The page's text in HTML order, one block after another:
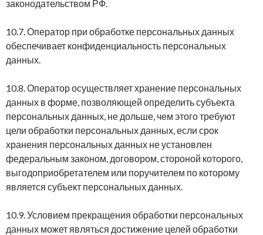
законодательством РФ.
10.7. Оператор при обработке персональных данных
обеспечивает конфиденциальность персональных
данных.
10.8. Оператор осуществляет хранение персональных
данных в форме, позволяющей определить субъекта
персональных данных, не дольше, чем этого требуют
цели обработки персональных данных, если срок
хранения персональных данных не установлен
федеральным законом, договором, стороной которого,
выгодоприобретателем или поручителем по которому
является субъект персональных данных.
10.9. Условием прекращения обработки персональных
данных может являться достижение целей обработки